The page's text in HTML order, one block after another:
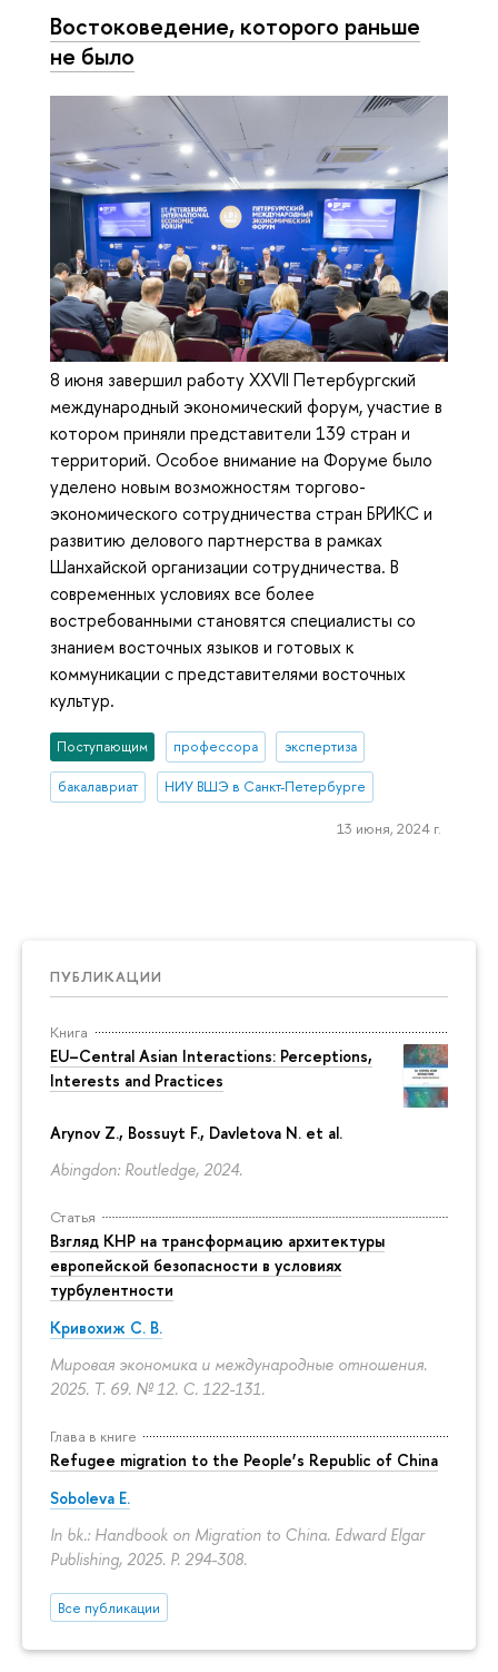
ПУБЛИКАЦИИ
Книга
EU–Central Asian Interactions: Perceptions,
Interests and Practices
Arynov Z., Bossuyt F., Davletova N. et al.
Abingdon: Routledge, 2024.
Статья
Взгляд КНР на трансформацию архитектуры
европейской безопасности в условиях
турбулентности
Кривохиж С. В.
Мировая экономика и международные отношения.
2025. Т. 69. № 12. С. 122-131.
Глава в книге
Refugee migration to the People’s Republic of China
Soboleva E.
In bk.: Handbook on Migration to China. Edward Elgar
Publishing, 2025. P. 294-308.
Все публикации
Востоковедение, которого раньше
не было
8 июня завершил работу ХХVII Петербургский
международный экономический форум, участие в
котором приняли представители 139 стран и
территорий. Особое внимание на Форуме было
уделено новым возможностям торгово-
экономического сотрудничества стран БРИКС и
развитию делового партнерства в рамках
Шанхайской организации сотрудничества. В
современных условиях все более
востребованными становятся специалисты со
знанием восточных языков и готовых к
коммуникации с представителями восточных
культур.
Поступающим профессора экспертиза
бакалавриат НИУ ВШЭ в Санкт-Петербурге
13 июня, 2024 г.